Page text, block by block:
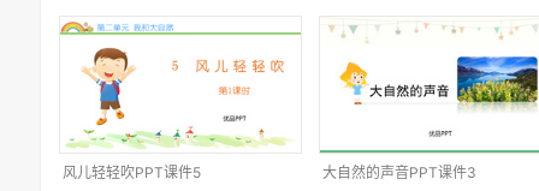
风儿轻轻吹PPT课件5 大自然的声音PPT课件3